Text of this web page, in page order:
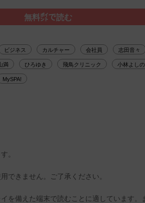
無料㌽で読む
ビジネス カルチャー 会社員 志田音々
満 ひろゆき 飛鳥クリニック 小林よしの
MySPA!
。
できません。ご了承ください。
備えた端末で読むことに適しています